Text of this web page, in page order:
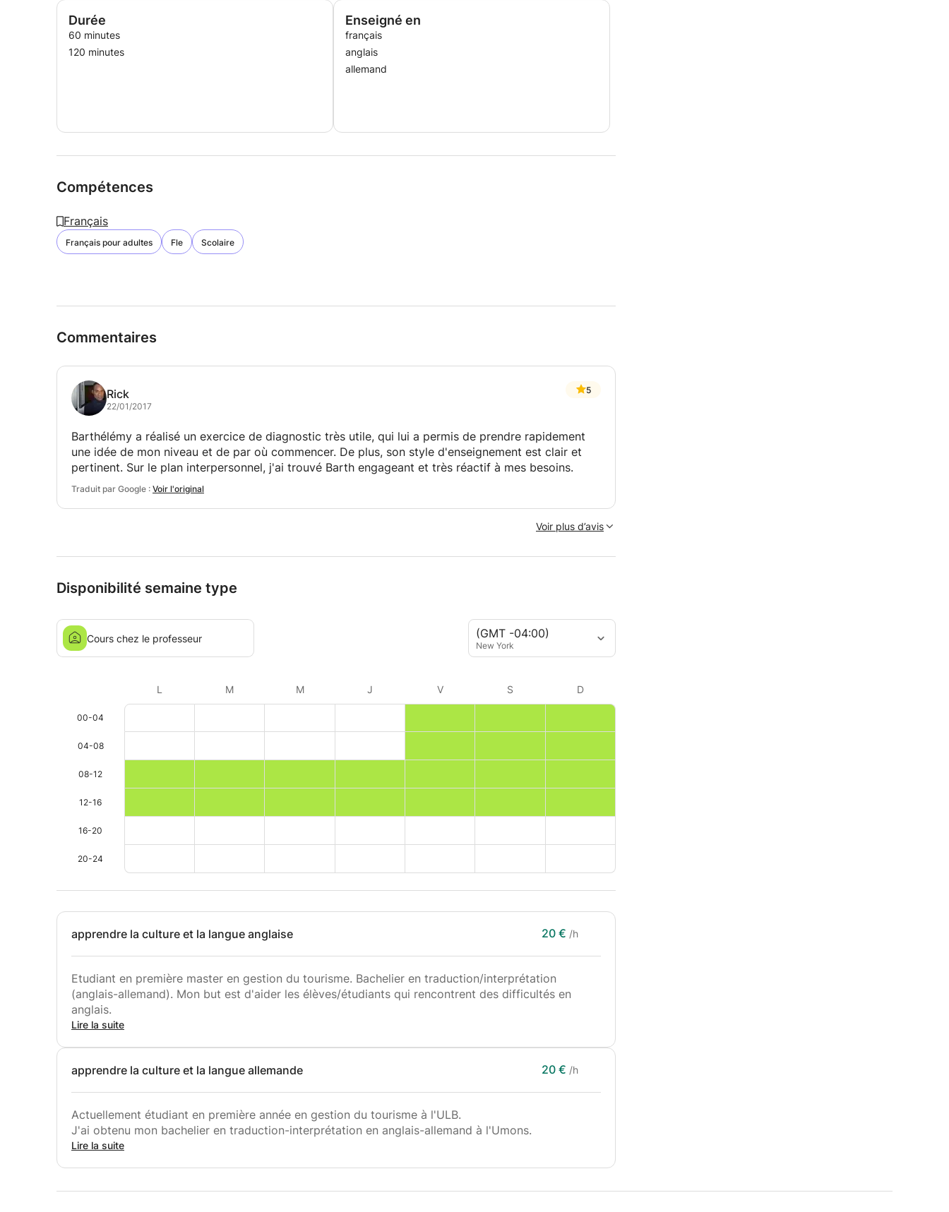
Durée
60 minutes
120 minutes
Enseigné en
français
anglais
allemand
Compétences
Français
Français pour adultes Fle Scolaire
Commentaires
Rick
22/01/2017
5
Barthélémy a réalisé un exercice de diagnostic très utile, qui lui a permis de prendre rapidement
une idée de mon niveau et de par où commencer. De plus, son style d'enseignement est clair et
pertinent. Sur le plan interpersonnel, j'ai trouvé Barth engageant et très réactif à mes besoins.
Traduit par Google : Voir l'original
Voir plus d’avis
Disponibilité semaine type
(GMT -04:00)
New York
Cours chez le professeur
L M M J V S D
00-04
04-08
08-12
12-16
16-20
20-24
apprendre la culture et la langue anglaise 20 € /h
Etudiant en première master en gestion du tourisme. Bachelier en traduction/interprétation
(anglais-allemand). Mon but est d'aider les élèves/étudiants qui rencontrent des difficultés en
anglais.
Lire la suite
apprendre la culture et la langue allemande 20 € /h
Actuellement étudiant en première année en gestion du tourisme à l'ULB.
J'ai obtenu mon bachelier en traduction-interprétation en anglais-allemand à l'Umons.
Lire la suite